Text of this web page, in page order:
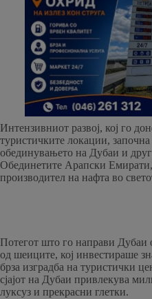
Интензивниот развој, кој го
туристичките локации,
обединувањето на Дубаи и
Обединетите Арапски Емирати,
производител на нафта во
Потегот што го направи Дубаи
од шеиците, кој инвестираше
брза изградба на туристички
сјајот на Дубаи привлекува
луксуз и прекрасни глетки.